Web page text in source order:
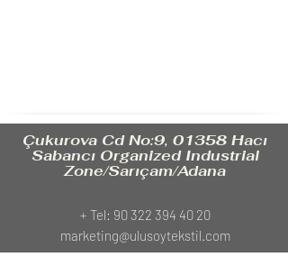
Çukurova Cd No:9, 01358 Hacı
Sabancı Organized Industrial
Zone/Sarıçam/Adana
+ Tel: 90 322 394 40 20
marketing@ulusoytekstil.com